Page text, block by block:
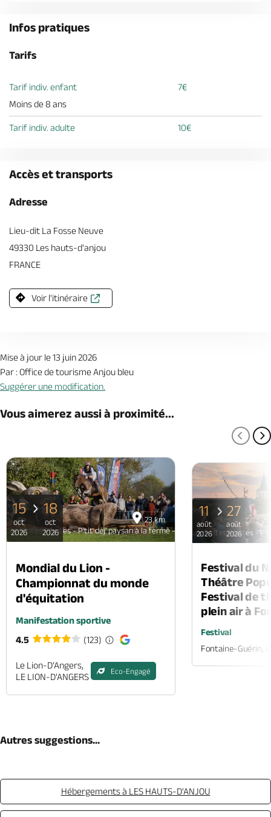
Infos pratiques
Tarifs
Tarif indiv. enfant
7€
Moins de 8 ans
Tarif indiv. adulte 10€
Accès et transports
Adresse
Lieu-dit La Fosse Neuve
49330 Les hauts-d'anjou
FRANCE
Voir l'itinéraire
Mise à jour le 13 juin 2026
Par : Office de tourisme Anjou bleu
Suggérer une modification.
Vous aimerez aussi à proximité...
23 km
Les P'tites Pépites - P'tit déj' paysan à la ferme - Contigné
15
oct
2026
18
oct
2026
Mondial du Lion -
Championnat du monde
d'équitation
Manifestation sportive
4.5
(123)
Le Lion-D'Angers,
LE LION-D'ANGERS
Eco-Engagé
Les P'tites Pépites -
11
août
2026
27
août
2026
Festival du
Théâtre
Festival de
plein air à
Festival
Fontaine-Guérin,
Autres suggestions...
Hébergements à LES HAUTS-D'ANJOU